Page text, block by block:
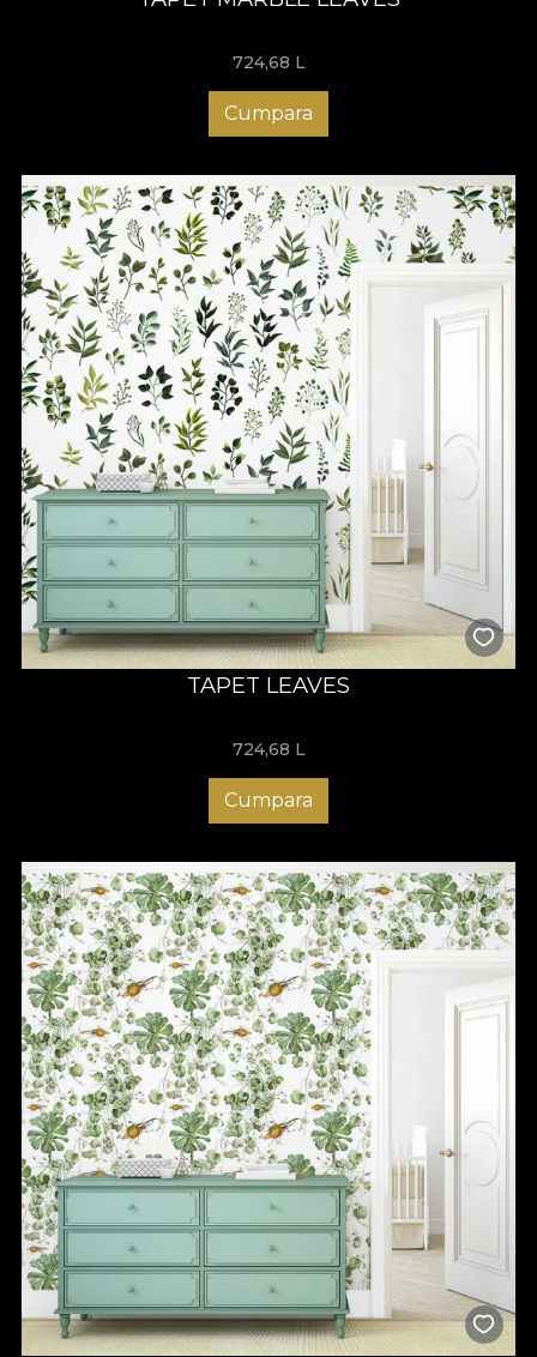
724,68 L
Cumpara
TAPET LEAVES
724,68 L
Cumpara